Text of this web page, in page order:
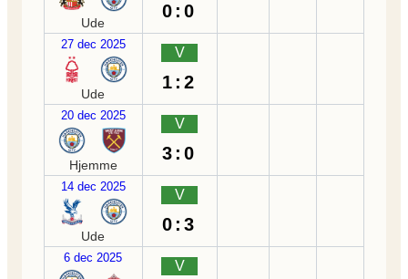
Ude
0:0
27 dec 2025
Ude
V
1:2
20 dec 2025
Hjemme
V
3:0
14 dec 2025
Ude
V
0:3
6 dec 2025
V